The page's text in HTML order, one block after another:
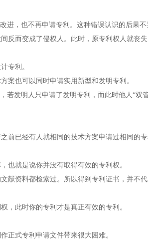
，也不再申请专利。这种错误认识的后果不
而变成了侵权人。此时，原专利权人就丧失
专利。
也可以同时申请实用新型和发明专利。
发明人只申请了发明专利，而此时他人“双
已经有人就相同的技术方案申请过相同的
就是说你并没有取得有效的专利权。
资料都检索过。所以得到专利证书，并不
此时你的专利才是真正有效的专利。
式专利申请文件带来很大困难。